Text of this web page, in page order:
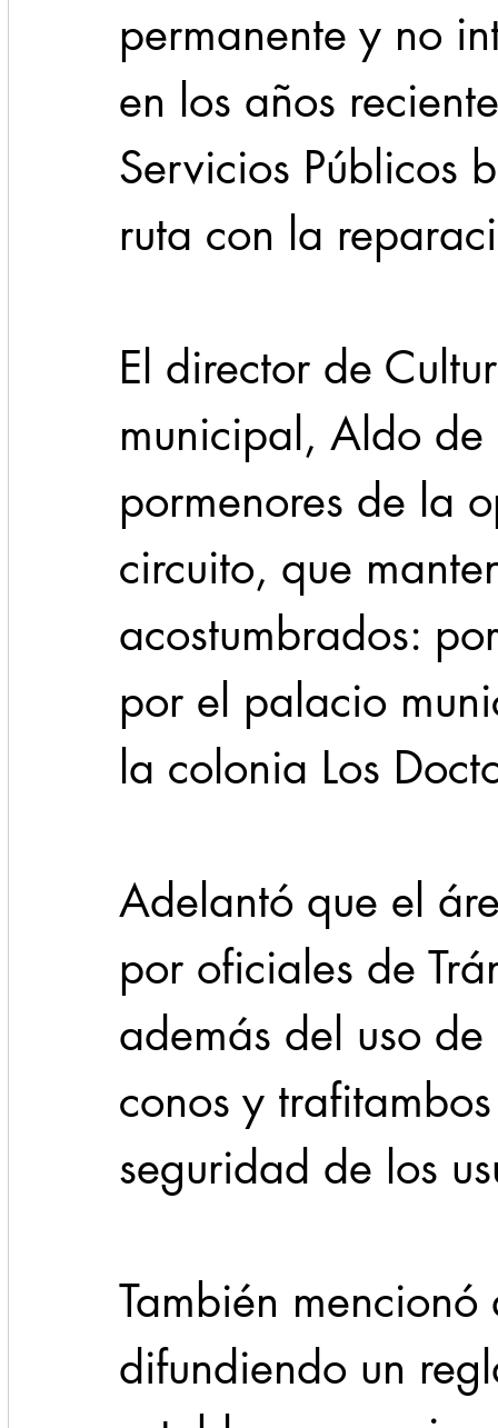
permanente y no
en los años
Servicios Públicos
ruta con la
El director de
municipal, Aldo
pormenores de la
circuito, que
acostumbrados:
por el palacio
la colonia Los
Adelantó que el
por oficiales de
además del uso
conos y
seguridad de los
También
difundiendo un